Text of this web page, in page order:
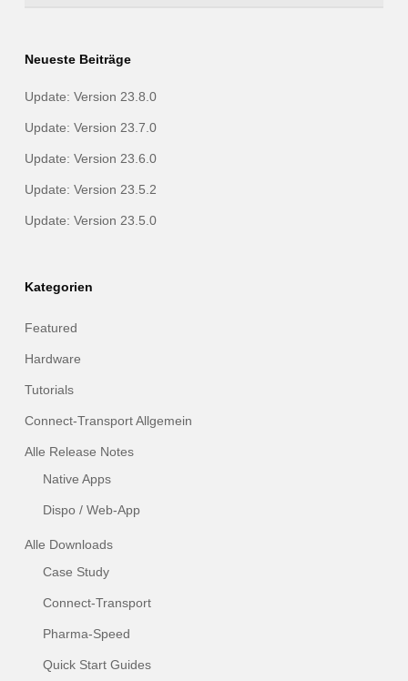
Neueste Beiträge
Update: Version 23.8.0
Update: Version 23.7.0
Update: Version 23.6.0
Update: Version 23.5.2
Update: Version 23.5.0
Kategorien
Featured
Hardware
Tutorials
Connect-Transport Allgemein
Alle Release Notes
Native Apps
Dispo / Web-App
Alle Downloads
Case Study
Connect-Transport
Pharma-Speed
Quick Start Guides